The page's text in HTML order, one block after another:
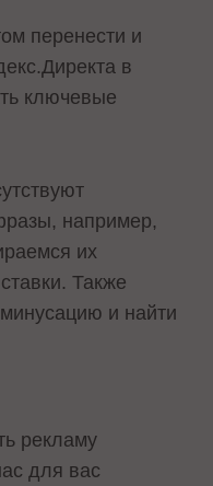
перенести и
в
ключевые
например,
их
Также
и найти
рекламу
для вас